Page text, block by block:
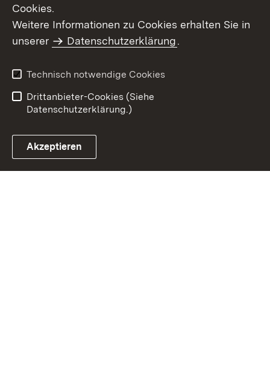
Benutzungshinweise
Erklärung zur
Cookies.
Weitere Informationen zu Cookies erhalten Sie in
unserer
Datenschutzerklärung.
Technisch notwendige Cookies
Drittanbieter-Cookies (Siehe
Datenschutzerklärung.)
Akzeptieren